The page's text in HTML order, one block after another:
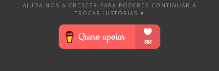
AJUDA-NOS A CRESCER PARA PODERES CONTINUAR A
TROCAR HISTÓRIAS ♥